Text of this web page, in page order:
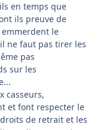
en temps que
ils preuve de
le
ne faut pas tirer les
pas
sur les
casseurs,
et font respecter le
de retrait et les